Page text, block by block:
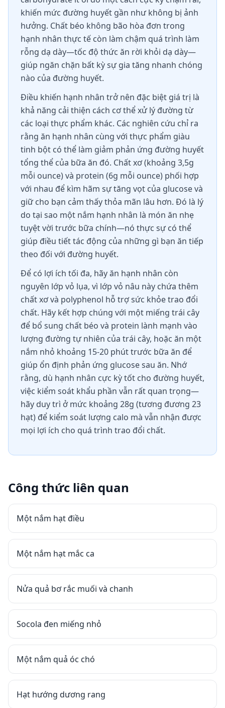
khiến mức đường huyết gần như không bị ảnh
hưởng. Chất béo không bão hòa đơn trong
hạnh nhân thực tế còn làm chậm quá trình làm
rỗng dạ dày—tốc độ thức ăn rời khỏi dạ dày—
giúp ngăn chặn bất kỳ sự gia tăng nhanh chóng
nào của đường huyết.
Điều khiến hạnh nhân trở nên đặc biệt giá trị là
khả năng cải thiện cách cơ thể xử lý đường từ
các loại thực phẩm khác. Các nghiên cứu chỉ ra
rằng ăn hạnh nhân cùng với thực phẩm giàu
tinh bột có thể làm giảm phản ứng đường huyết
tổng thể của bữa ăn đó. Chất xơ (khoảng 3,5g
mỗi ounce) và protein (6g mỗi ounce) phối hợp
với nhau để kìm hãm sự tăng vọt của glucose và
giữ cho bạn cảm thấy thỏa mãn lâu hơn. Đó là lý
do tại sao một nắm hạnh nhân là món ăn nhẹ
tuyệt vời trước bữa chính—nó thực sự có thể
giúp điều tiết tác động của những gì bạn ăn tiếp
theo đối với đường huyết.
Để có lợi ích tối đa, hãy ăn hạnh nhân còn
nguyên lớp vỏ lụa, vì lớp vỏ nâu này chứa thêm
chất xơ và polyphenol hỗ trợ sức khỏe trao đổi
chất. Hãy kết hợp chúng với một miếng trái cây
để bổ sung chất béo và protein lành mạnh vào
lượng đường tự nhiên của trái cây, hoặc ăn một
nắm nhỏ khoảng 15-20 phút trước bữa ăn để
giúp ổn định phản ứng glucose sau ăn. Nhớ
rằng, dù hạnh nhân cực kỳ tốt cho đường huyết,
việc kiểm soát khẩu phần vẫn rất quan trọng—
hãy duy trì ở mức khoảng 28g (tương đương 23
hạt) để kiểm soát lượng calo mà vẫn nhận được
mọi lợi ích cho quá trình trao đổi chất.
Công thức liên quan
Một nắm hạt điều
Một nắm hạt mắc ca
Nửa quả bơ rắc muối và chanh
Socola đen miếng nhỏ
Một nắm quả óc chó
Hạt hướng dương rang